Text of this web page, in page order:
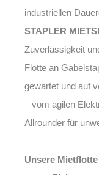
industriellen
STAPLER
Zuverlässigkeit
Flotte an
gewartet und auf
– vom agilen
Allrounder für
Unsere